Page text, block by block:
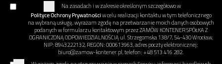
Na zasadach i w zakresie określonym szczegółowo w
Polityce Ochrony Prywatnościw celu realizacji kontaktu w tym telefonicznego
na wybraną usługę, wyrażam zgodę na przetwarzanie moich danych osobowych
podanych w formularzu kontaktowym przez ZAMÓW KONTENER SPÓŁKA Z
OGRANICZONĄ ODPOWIEDZIALNOŚCIĄ ul. Strzegomska 138/7, 54-430 Wrocław,
NIP: 8943222132, REGON: 000613963, adres poczty elektronicznej:
biuro@zamow-kontener.pl, telefon: +48 513 416 282.